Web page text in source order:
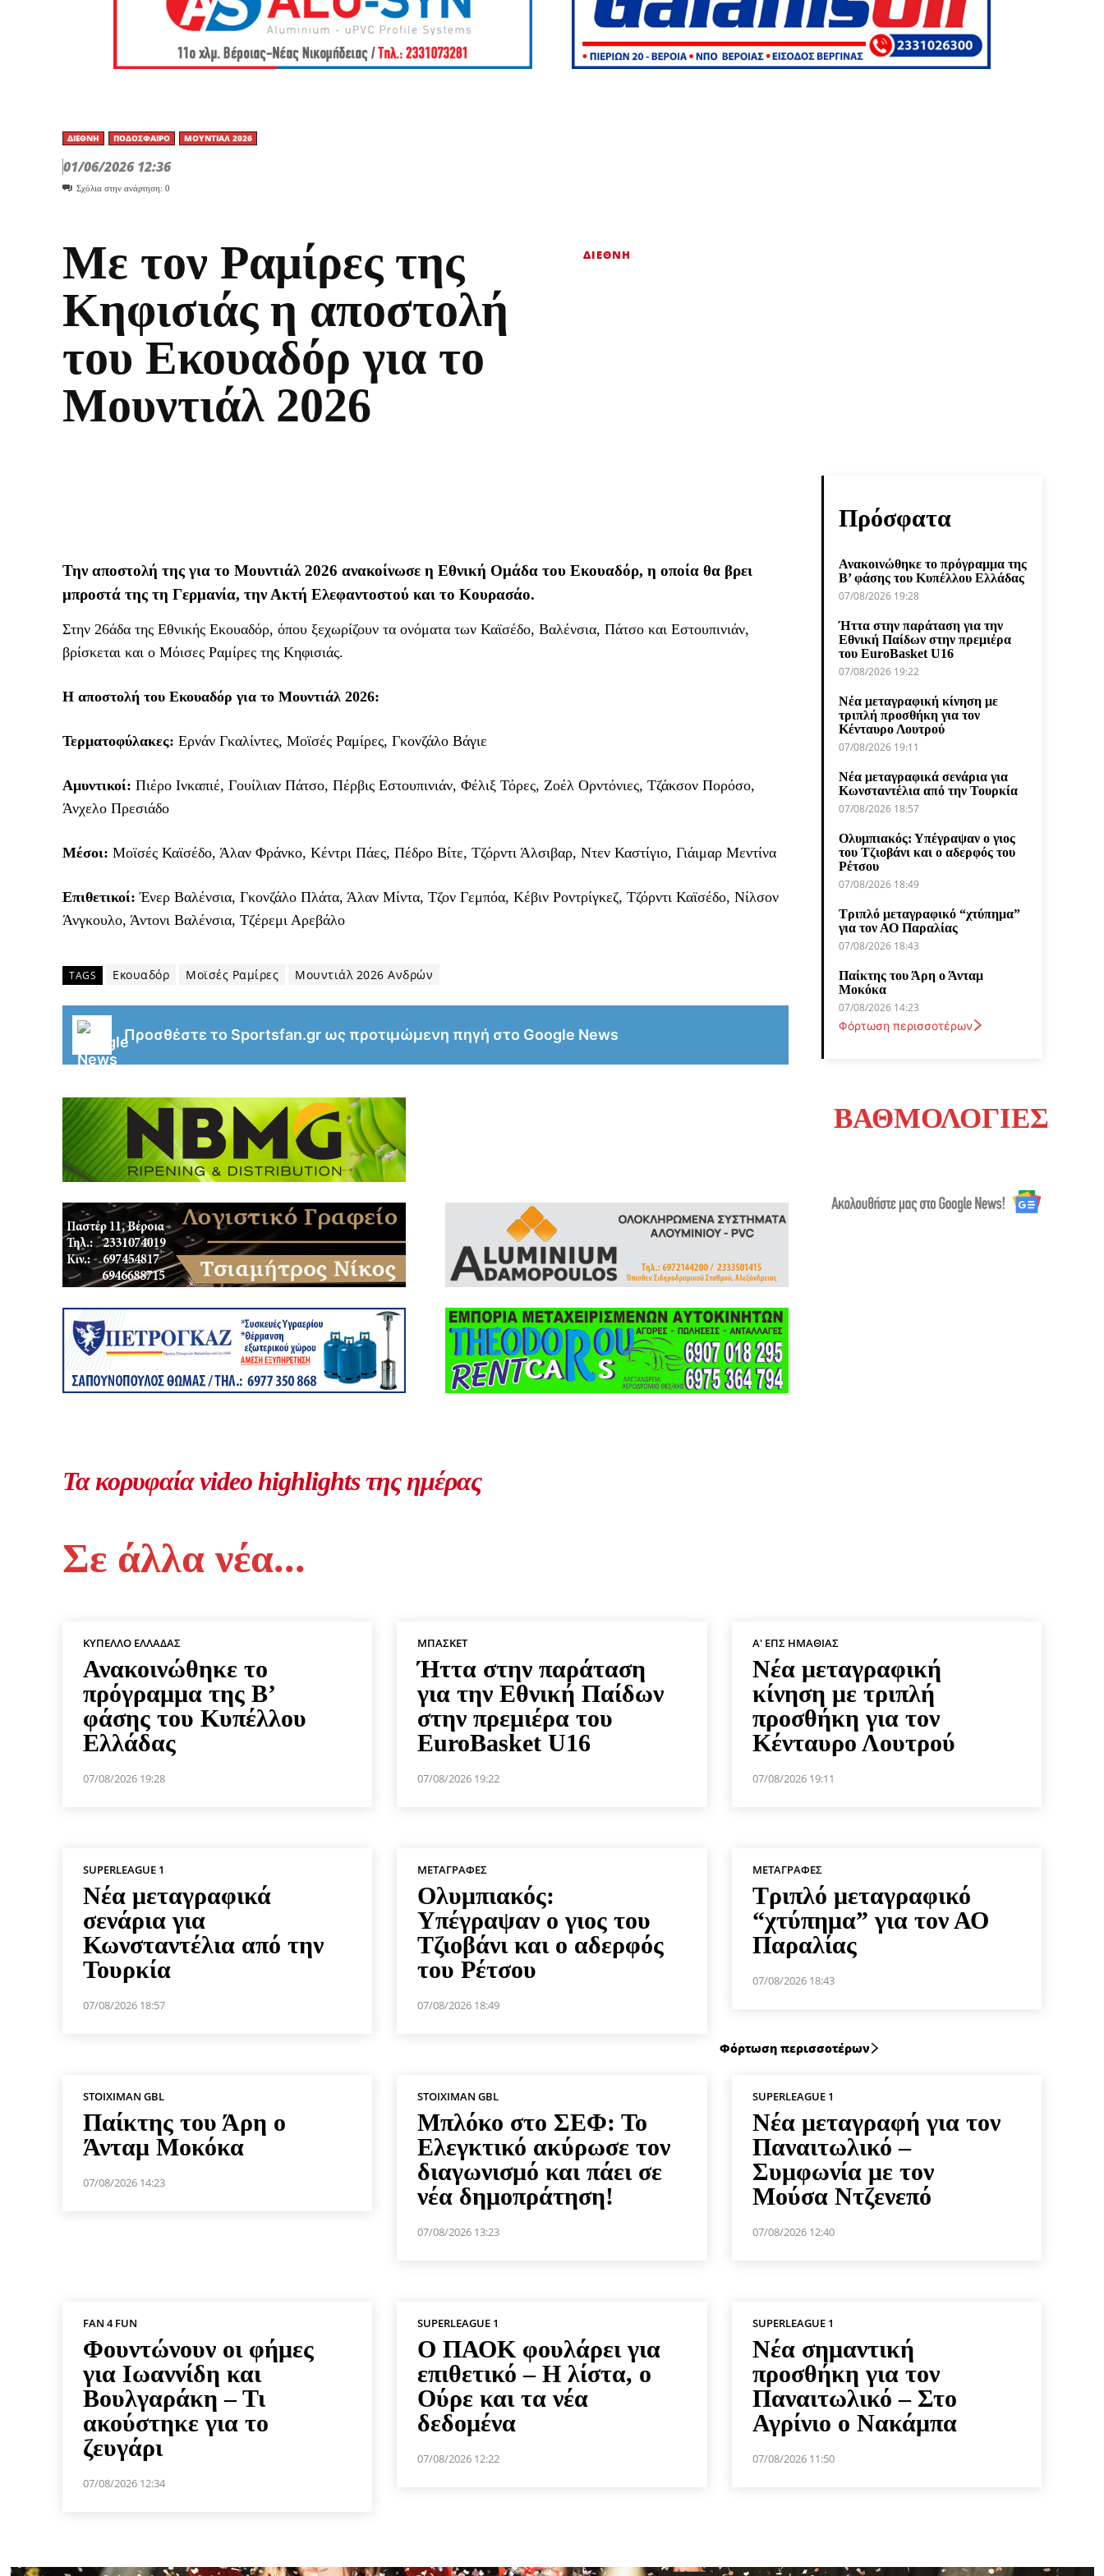
ΔΙΕΘΝΉ ΠΟΔΌΣΦΑΙΡΟ ΜΟΥΝΤΙΆΛ 2026
01/06/2026 12:36
Σχόλια στην ανάρτηση: 0
Με τον Ραμίρες της
Κηφισιάς η αποστολή
του Εκουαδόρ για το
Μουντιάλ 2026
ΔΙΕΘΝΉ
Την αποστολή της για το Μουντιάλ 2026 ανακοίνωσε η Εθνική Ομάδα του Εκουαδόρ, η οποία θα βρει
μπροστά της τη Γερμανία, την Ακτή Ελεφαντοστού και το Κουρασάο.
Στην 26άδα της Εθνικής Εκουαδόρ, όπου ξεχωρίζουν τα ονόματα των Καϊσέδο, Βαλένσια, Πάτσο και Εστουπινιάν,
βρίσκεται και ο Μόισες Ραμίρες της Κηφισιάς.
Η αποστολή του Εκουαδόρ για το Μουντιάλ 2026:
Τερματοφύλακες: Ερνάν Γκαλίντες, Μοϊσές Ραμίρες, Γκονζάλο Βάγιε
Αμυντικοί: Πιέρο Ινκαπιέ, Γουίλιαν Πάτσο, Πέρβις Εστουπινιάν, Φέλιξ Τόρες, Ζοέλ Ορντόνιες, Τζάκσον Πορόσο,
Άνχελο Πρεσιάδο
Μέσοι: Μοϊσές Καϊσέδο, Άλαν Φράνκο, Κέντρι Πάες, Πέδρο Βίτε, Τζόρντι Άλσιβαρ, Ντεν Καστίγιο, Γιάιμαρ Μεντίνα
Επιθετικοί: Ένερ Βαλένσια, Γκονζάλο Πλάτα, Άλαν Μίντα, Τζον Γεμπόα, Κέβιν Ροντρίγκεζ, Τζόρντι Καϊσέδο, Νίλσον
Άνγκουλο, Άντονι Βαλένσια, Τζέρεμι Αρεβάλο
TAGS Εκουαδόρ Μοϊσές Ραμίρες Μουντιάλ 2026 Ανδρών
Προσθέστε το Sportsfan.gr ως προτιμώμενη πηγή στο Google News
Τα κορυφαία video highlights της ημέρας
Πρόσφατα
Ανακοινώθηκε το πρόγραμμα της
Β’ φάσης του Κυπέλλου Ελλάδας
07/08/2026 19:28
Ήττα στην παράταση για την
Εθνική Παίδων στην πρεμιέρα
του EuroBasket U16
07/08/2026 19:22
Νέα μεταγραφική κίνηση με
τριπλή προσθήκη για τον
Κένταυρο Λουτρού
07/08/2026 19:11
Νέα μεταγραφικά σενάρια για
Κωνσταντέλια από την Τουρκία
07/08/2026 18:57
Ολυμπιακός: Υπέγραψαν ο γιος
του Τζιοβάνι και ο αδερφός του
Ρέτσου
07/08/2026 18:49
Τριπλό μεταγραφικό “χτύπημα”
για τον ΑΟ Παραλίας
07/08/2026 18:43
Παίκτης του Άρη ο Άνταμ
Μοκόκα
07/08/2026 14:23
Φόρτωση περισσοτέρων
ΒΑΘΜΟΛΟΓΙΕΣ
Σε άλλα νέα...
ΚΎΠΕΛΛΟ ΕΛΛΆΔΑΣ
Ανακοινώθηκε το
πρόγραμμα της Β’
φάσης του Κυπέλλου
Ελλάδας
07/08/2026 19:28
ΜΠΆΣΚΕΤ
Ήττα στην παράταση
για την Εθνική Παίδων
στην πρεμιέρα του
EuroBasket U16
07/08/2026 19:22
Α' ΕΠΣ ΗΜΑΘΊΑΣ
Νέα μεταγραφική
κίνηση με τριπλή
προσθήκη για τον
Κένταυρο Λουτρού
07/08/2026 19:11
SUPERLEAGUE 1
Νέα μεταγραφικά
σενάρια για
Κωνσταντέλια από την
Τουρκία
07/08/2026 18:57
ΜΕΤΑΓΡΑΦΈΣ
Ολυμπιακός:
Υπέγραψαν ο γιος του
Τζιοβάνι και ο αδερφός
του Ρέτσου
07/08/2026 18:49
ΜΕΤΑΓΡΑΦΈΣ
Τριπλό μεταγραφικό
“χτύπημα” για τον ΑΟ
Παραλίας
07/08/2026 18:43
STOIXIMAN GBL
Παίκτης του Άρη ο
Άνταμ Μοκόκα
07/08/2026 14:23
STOIXIMAN GBL
Μπλόκο στο ΣΕΦ: Το
Ελεγκτικό ακύρωσε τον
διαγωνισμό και πάει σε
νέα δημοπράτηση!
07/08/2026 13:23
SUPERLEAGUE 1
Νέα μεταγραφή για τον
Παναιτωλικό –
Συμφωνία με τον
Μούσα Ντζενεπό
07/08/2026 12:40
FAN 4 FUN
Φουντώνουν οι φήμες
για Ιωαννίδη και
Βουλγαράκη – Τι
ακούστηκε για το
ζευγάρι
07/08/2026 12:34
SUPERLEAGUE 1
Ο ΠΑΟΚ φουλάρει για
επιθετικό – Η λίστα, ο
Ούρε και τα νέα
δεδομένα
07/08/2026 12:22
SUPERLEAGUE 1
Νέα σημαντική
προσθήκη για τον
Παναιτωλικό – Στο
Αγρίνιο ο Νακάμπα
07/08/2026 11:50
Φόρτωση περισσοτέρων